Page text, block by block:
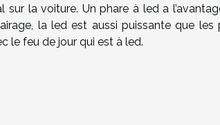
sur la voiture. Un phare à led a
la led est aussi puissante que
le feu de jour qui est à led.